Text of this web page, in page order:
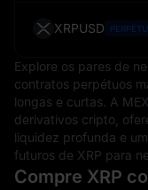
XRPUSD
Explore os pares de
contratos perpétuos
longas e curtas. A
derivativos cripto,
liquidez profunda e
futuros de XRP para
Compre XRP